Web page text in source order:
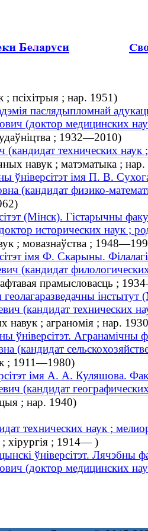
; псіхітрыя ; нар. 1951)
паслядыпломнай
(доктор медицинских
; 1932—2010)
технических
навук ; матэматыка ;
ўніверсітэт імя П. В.
(кандидат физико-
(Мінск). Гістарычны
исторических наук ;
; мовазнаўства ;
імя Ф. Скарыны.
(кандидат
прамысловасць ;
інстытут
(кандидат технических
навук ; аграномія ; нар.
ўнiверсiтэт. Агранамічны
(кандидат
; 1911—1980)
імя А. А. Куляшова.
(кандидат
; нар. 1940)
технических наук ;
хірургія ; 1914— )
ўніверсітэт. Лячэбны
(доктор медицинских